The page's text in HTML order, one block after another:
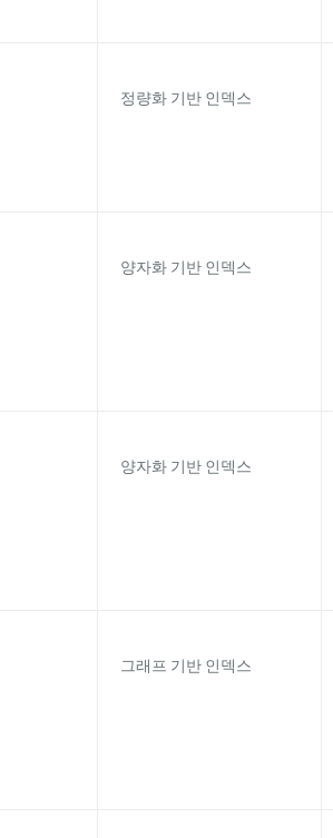
정량화 기반 인덱스
양자화 기반 인덱스
양자화 기반 인덱스
그래프 기반 인덱스